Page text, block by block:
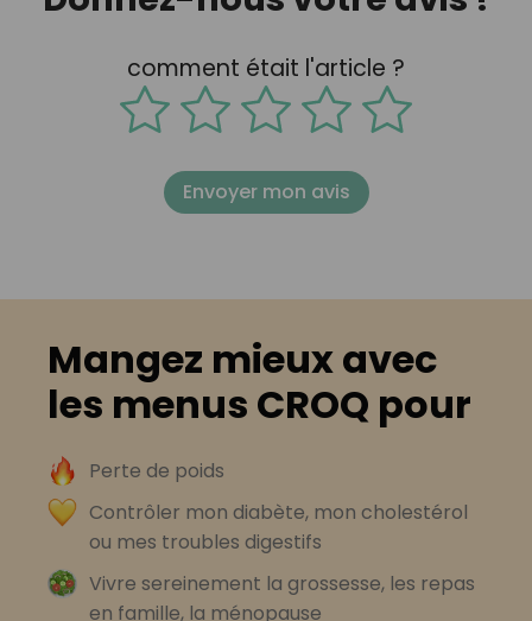
comment était l'article ?
Envoyer mon avis
Mangez mieux avec
les menus CROQ pour
Perte de poids
Contrôler mon diabète, mon cholestérol
ou mes troubles digestifs
Vivre sereinement la grossesse, les repas
en famille, la ménopause